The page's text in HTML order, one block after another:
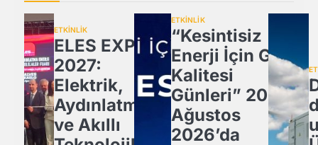
ETKİNLİK
ELES EXPO
2027:
Elektrik,
Aydınlatma
ve Akıllı
ETKİNLİK
“Kesintisiz
Enerji İçin Güç
Kalitesi
Günleri” 20
Ağustos
2026’da